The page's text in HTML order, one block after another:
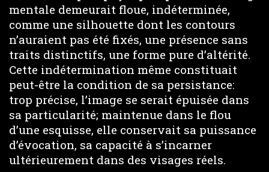
mentale demeurait floue, indéterminée,
comme une silhouette dont les contours
n’auraient pas été fixés, une présence sans
traits distinctifs, une forme pure d’altérité.
Cette indétermination même constituait
peut-être la condition de sa persistance:
trop précise, l’image se serait épuisée dans
sa particularité; maintenue dans le flou
d’une esquisse, elle conservait sa puissance
d’évocation, sa capacité à s’incarner
ultérieurement dans des visages réels.